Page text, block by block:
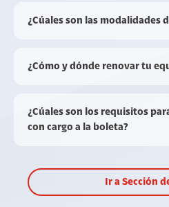
¿Cúales son las modalidades
¿Cómo y dónde renovar tu
¿Cúales son los requisitos
con cargo a la boleta?
Ir a Sección